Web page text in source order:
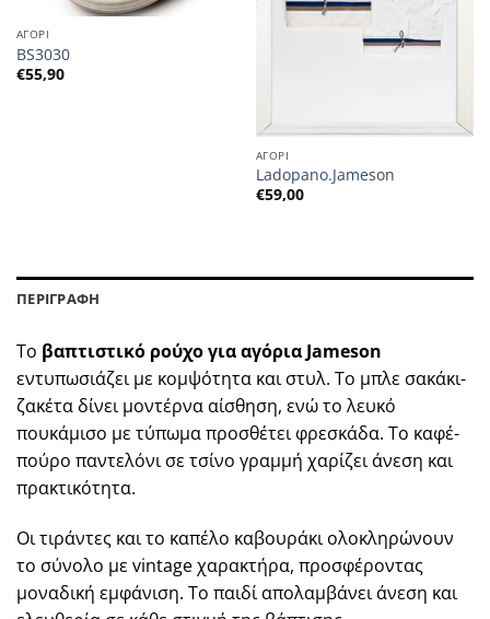
ΑΓΟΡΙ
BS3030
€55,90
ΑΓΟΡΙ
Ladopano.Jameson
€59,00
ΠΕΡΙΓΡΑΦΗ
Το βαπτιστικό ρούχο για αγόρια Jameson
εντυπωσιάζει με κομψότητα και στυλ. Το μπλε σακάκι-
ζακέτα δίνει μοντέρνα αίσθηση, ενώ το λευκό
πουκάμισο με τύπωμα προσθέτει φρεσκάδα. Το καφέ-
πούρο παντελόνι σε τσίνο γραμμή χαρίζει άνεση και
πρακτικότητα.
Οι τιράντες και το καπέλο καβουράκι ολοκληρώνουν
το σύνολο με vintage χαρακτήρα, προσφέροντας
μοναδική εμφάνιση. Το παιδί απολαμβάνει άνεση και